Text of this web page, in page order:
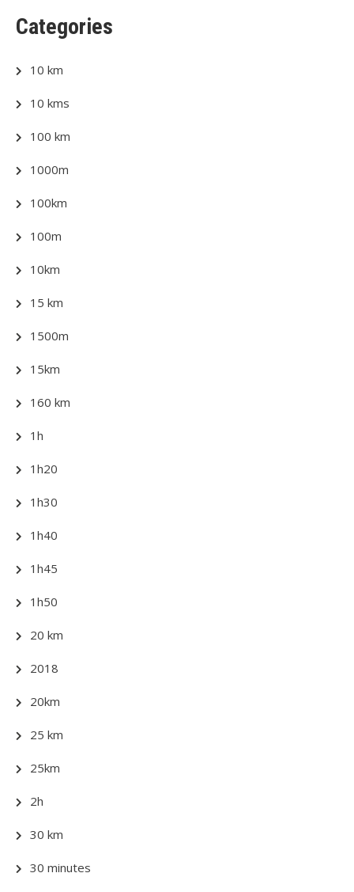
Categories
10 km
10 kms
100 km
1000m
100km
100m
10km
15 km
1500m
15km
160 km
1h
1h20
1h30
1h40
1h45
1h50
20 km
2018
20km
25 km
25km
2h
30 km
30 minutes